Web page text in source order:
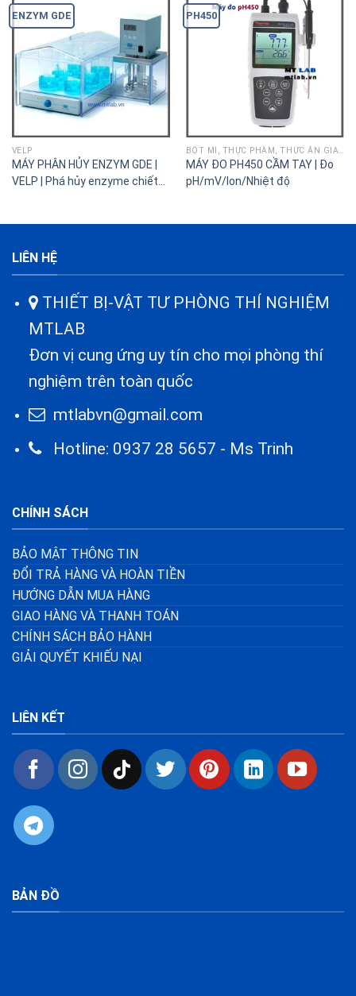
ENZYM GDE
VELP
MÁY PHÂN HỦY ENZYM GDE |
VELP | Phá hủy enzyme chiết
PH450
MÁY ĐO PH450 CẦM TAY | Đo
pH/mV/Ion/Nhiệt độ
LIÊN HỆ
THIẾT BỊ-VẬT TƯ PHÒNG THÍ NGHIỆM
MTLAB
Đơn vị cung ứng uy tín cho mọi phòng thí
nghiệm trên toàn quốc
mtlabvn@gmail.com
Hotline: 0937 28 5657 - Ms Trinh
CHÍNH SÁCH
BẢO MẬT THÔNG TIN
ĐỔI TRẢ HÀNG VÀ HOÀN TIỀN
HƯỚNG DẪN MUA HÀNG
GIAO HÀNG VÀ THANH TOÁN
CHÍNH SÁCH BẢO HÀNH
GIẢI QUYẾT KHIẾU NẠI
LIÊN KẾT
BẢN ĐỒ